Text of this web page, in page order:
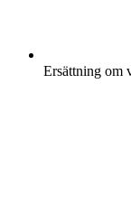
Ersättning om